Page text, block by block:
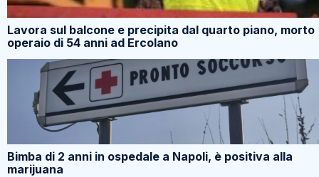
Lavora sul balcone e precipita dal quarto piano, morto
operaio di 54 anni ad Ercolano
Bimba di 2 anni in ospedale a Napoli, è positiva alla
marijuana